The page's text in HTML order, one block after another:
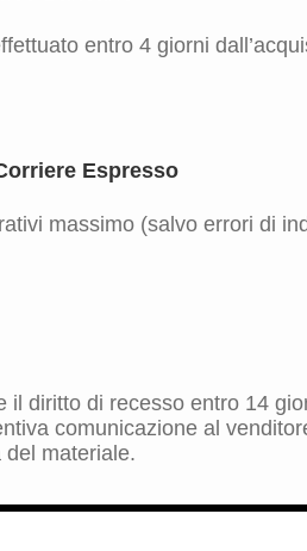
entro 4 giorni
Espresso
massimo (salvo errori di
il diritto di recesso entro 14
comunicazione al
del materiale.